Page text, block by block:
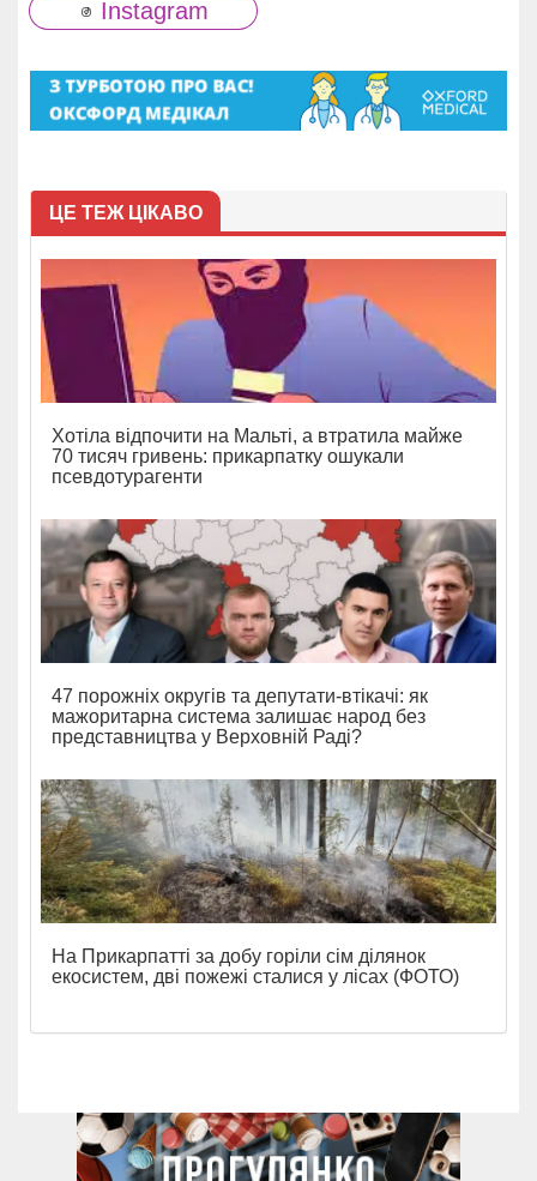
Instagram
ЦЕ ТЕЖ ЦІКАВО
Хотіла відпочити на Мальті, а втратила майже
70 тисяч гривень: прикарпатку ошукали
псевдотурагенти
47 порожніх округів та депутати-втікачі: як
мажоритарна система залишає народ без
представництва у Верховній Раді?
На Прикарпатті за добу горіли сім ділянок
екосистем, дві пожежі сталися у лісах (ФОТО)